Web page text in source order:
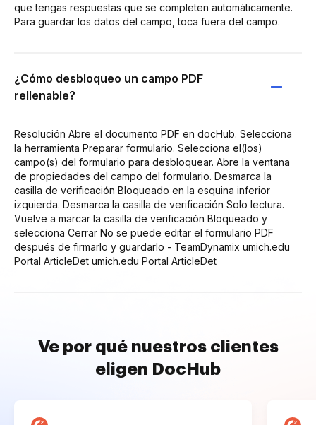
que tengas respuestas que se completen automáticamente.
Para guardar los datos del campo, toca fuera del campo.
¿Cómo desbloqueo un campo PDF
rellenable?
Resolución Abre el documento PDF en docHub. Selecciona
la herramienta Preparar formulario. Selecciona el(los)
campo(s) del formulario para desbloquear. Abre la ventana
de propiedades del campo del formulario. Desmarca la
casilla de verificación Bloqueado en la esquina inferior
izquierda. Desmarca la casilla de verificación Solo lectura.
Vuelve a marcar la casilla de verificación Bloqueado y
selecciona Cerrar No se puede editar el formulario PDF
después de firmarlo y guardarlo - TeamDynamix umich.edu
Portal ArticleDet umich.edu Portal ArticleDet
Ve por qué nuestros clientes
eligen DocHub